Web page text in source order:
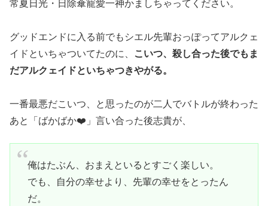
常夏日光・日除傘寵愛一神かましちゃってください。
グッドエンドに入る前でもシエル先輩おっぽってアルクェ
イドといちゃついてたのに、
こいつ、殺し合った後でもま
だアルクェイドといちゃつきやがる。
一番最悪だこいつ、と思ったのが二人でバトルが終わった
あと「ばかばか❤️」言い合った後志貴が、
俺はたぶん、おまえといるとすごく楽しい。
でも、自分の幸せより、先輩の幸せをとったん
だ。